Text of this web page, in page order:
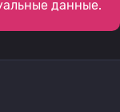
данные.